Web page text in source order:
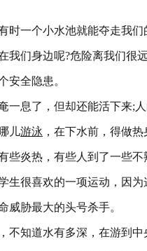
时一个小水池就能夺走我
我们身边呢?危险离我们很
安全隐患。
一息了，但却还能活下来;
儿游泳 ，在下水前，得做
些炎热，有些人到了一些
生很喜欢的一项运动，因
威胁最大的头号杀手。
不知道水有多深，在游到中